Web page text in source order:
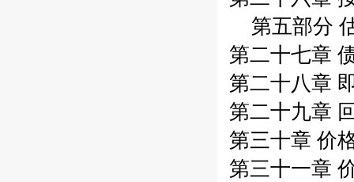
第五部分
第二十七章
第二十八章
第二十九章
第三十章 价
第三十一章